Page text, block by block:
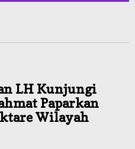
LH Kunjungi
Paparkan
Wilayah